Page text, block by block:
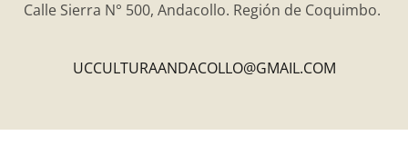
Calle Sierra N° 500, Andacollo. Región de Coquimbo.
UCCULTURAANDACOLLO@GMAIL.COM